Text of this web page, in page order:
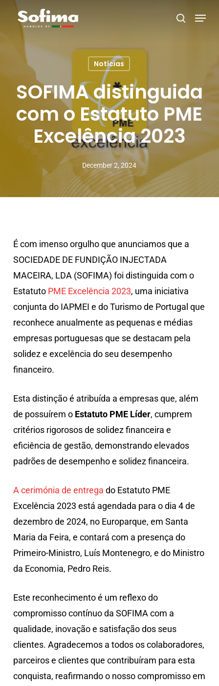
search
Menu
Notícias
SOFIMA distinguida
com o Estatuto PME
Excelência 2023
December 2, 2024
É com imenso orgulho que anunciamos que a
SOCIEDADE DE FUNDIÇÃO INJECTADA
MACEIRA, LDA (SOFIMA) foi distinguida com o
Estatuto PME Excelência 2023, uma iniciativa
conjunta do IAPMEI e do Turismo de Portugal que
reconhece anualmente as pequenas e médias
empresas portuguesas que se destacam pela
solidez e excelência do seu desempenho
financeiro.
Esta distinção é atribuída a empresas que, além
de possuírem o Estatuto PME Líder, cumprem
critérios rigorosos de solidez financeira e
eficiência de gestão, demonstrando elevados
padrões de desempenho e solidez financeira.
A cerimónia de entrega do Estatuto PME
Excelência 2023 está agendada para o dia 4 de
dezembro de 2024, no Europarque, em Santa
Maria da Feira, e contará com a presença do
Primeiro-Ministro, Luís Montenegro, e do Ministro
da Economia, Pedro Reis.
Este reconhecimento é um reflexo do
compromisso contínuo da SOFIMA com a
qualidade, inovação e satisfação dos seus
clientes. Agradecemos a todos os colaboradores,
parceiros e clientes que contribuíram para esta
conquista, reafirmando o nosso compromisso em